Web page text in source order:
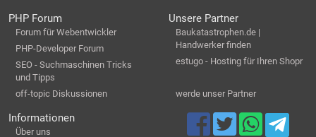
PHP Forum
Forum für Webentwickler
PHP-Developer Forum
SEO - Suchmaschinen Tricks
und Tipps
off-topic Diskussionen
Unsere Partner
Baukatastrophen.de |
Handwerker finden
estugo - Hosting für Ihren Shopr
werde unser Partner
Informationen
Über uns